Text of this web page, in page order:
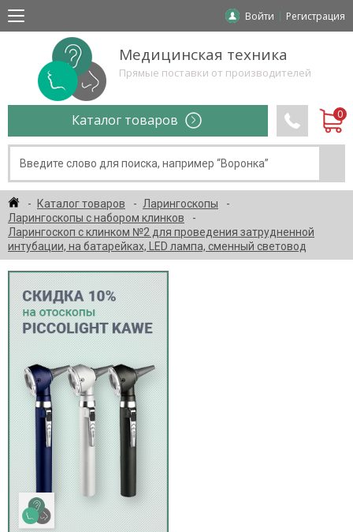
Войти Регистрация
Медицинская техника
Прямые поставки от производителей
Каталог товаров
Каталог товаров
Ларингоскопы
Ларингоскопы с набором клинков
Ларингоскоп с клинком №2 для проведения затрудненной
интубации, на батарейках, LED лампа, сменный световод